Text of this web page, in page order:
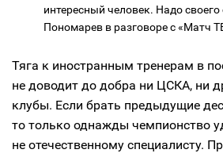
интересный человек. Надо
Пономарев в разговоре с «Матч
Тяга к иностранным тренерам в
не доводит до добра ни ЦСКА, ни
клубы. Если брать предыдущие
то только однажды чемпионство
не отечественному специалисту.